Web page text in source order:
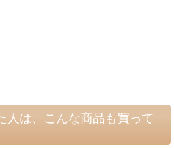
人は、こんな商品も買って